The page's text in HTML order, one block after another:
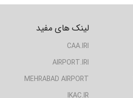
لینک های مفید
CAA.IRI
AIRPORT.IRI
MEHRABAD AIRPORT
IKAC.IR